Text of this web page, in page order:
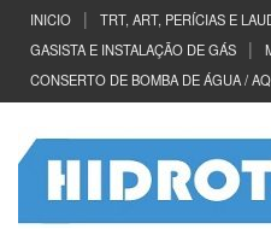
Conteúdo
Pular
menu
principal
INICIO
TRT, ART, PERÍCIAS E
GASISTA E INSTALAÇÃO DE GÁS
CONSERTO DE BOMBA DE ÁGUA /